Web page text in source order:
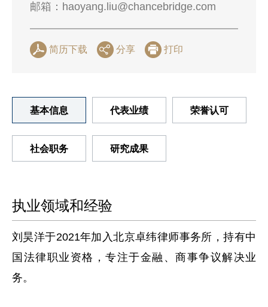
邮箱： haoyang.liu@chancebridge.com
简历下载 分享 打印
基本信息 代表业绩 荣誉认可
社会职务 研究成果
执业领域和经验
刘昊洋于2021年加入北京卓纬律师事务所，持有中
国法律职业资格，专注于金融、商事争议解决业
务。